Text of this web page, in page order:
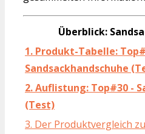
Überblick:
1. Produkt-Tabelle:
Sandsackhandschuhe
2. Auflistung: Top#30 -
(Test)
3. Der Produktvergleich